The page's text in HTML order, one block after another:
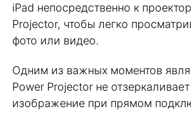
iPad непосредственно к
Projector, чтобы легко
фото или видео.
Одним из важных моментов
Power Projector не отзеркаливает
изображение при прямом